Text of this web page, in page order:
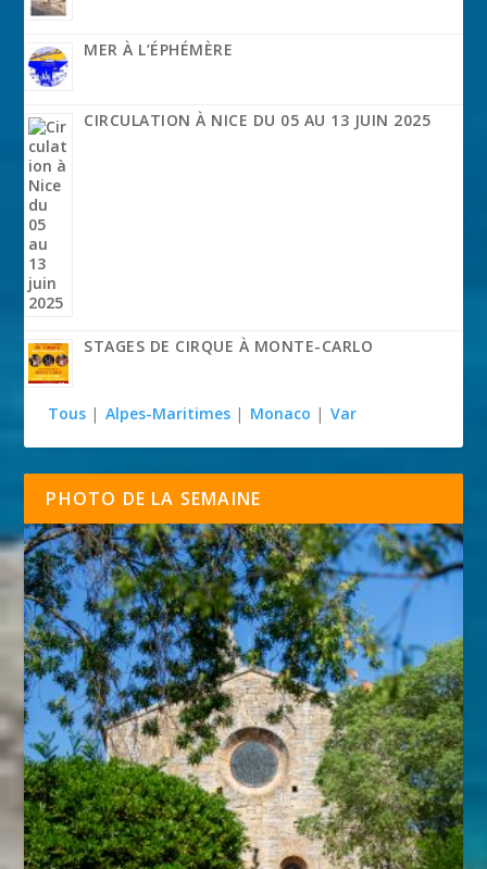
MER À L’ÉPHÉMÈRE
CIRCULATION À NICE DU 05 AU 13 JUIN 2025
STAGES DE CIRQUE À MONTE-CARLO
Tous | Alpes-Maritimes | Monaco | Var
PHOTO DE LA SEMAINE